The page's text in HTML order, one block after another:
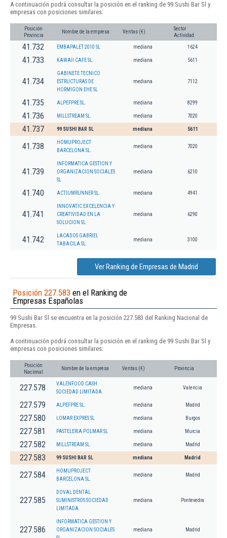
A continuación podrá consultar la posición en el ranking de 99 Sushi Bar Sl y
empresas con posiciones similares:
Posición
Provincia
Nombre de la empresa Ventas (€)
Sector
Actividad
41.732 EMBAPALET 2010 SL mediana 1624
41.733 KAWAII CAFE SL. mediana 5611
41.734
GABINETE TECNICO
ESTRUCTURAS DE
HORMIGON EHE SL
mediana 7112
41.735 ALPEFPRE SL. mediana 8299
41.736 MILLSTREAM SL. mediana 7020
41.737 99 SUSHI BAR SL mediana 5611
41.738
HOMUPROJECT
BARCELONA SL.
mediana 7020
41.739
INFORMATICA GESTION Y
ORGANIZACION SOCIALES
SL
mediana 6210
41.740 ACTIUMRUNNER SL. mediana 4941
41.741
INNOVATIC EXCELENCIA Y
CREATIVIDAD EN LA
SOLUCION SL
mediana 6290
41.742
LACADOS GABRIEL
TABACILA SL.
mediana 3100
Ver Ranking de Empresas de Madrid
Posición 227.583 en el Ranking de
Empresas Españolas
99 Sushi Bar Sl se encuentra en la posición 227.583 del Ranking Nacional de
Empresas.
A continuación podrá consultar la posición en el ranking de 99 Sushi Bar Sl y
empresas con posiciones similares:
Posición
Nacional
Nombre de la empresa Ventas (€) Provincia
227.578
VALENFOOD CASH
SOCIEDAD LIMITADA.
mediana Valencia
227.579 ALPEFPRE SL. mediana Madrid
227.580 LOMAR EXPRES SL mediana Burgos
227.581 PASTELERIA POLMAR SL mediana Murcia
227.582 MILLSTREAM SL. mediana Madrid
227.583 99 SUSHI BAR SL mediana Madrid
227.584
HOMUPROJECT
BARCELONA SL.
mediana Madrid
227.585
DOVAL DENTAL
SUMINISTROS SOCIEDAD
LIMITADA.
mediana Pontevedra
227.586
INFORMATICA GESTION Y
ORGANIZACION SOCIALES
mediana Madrid